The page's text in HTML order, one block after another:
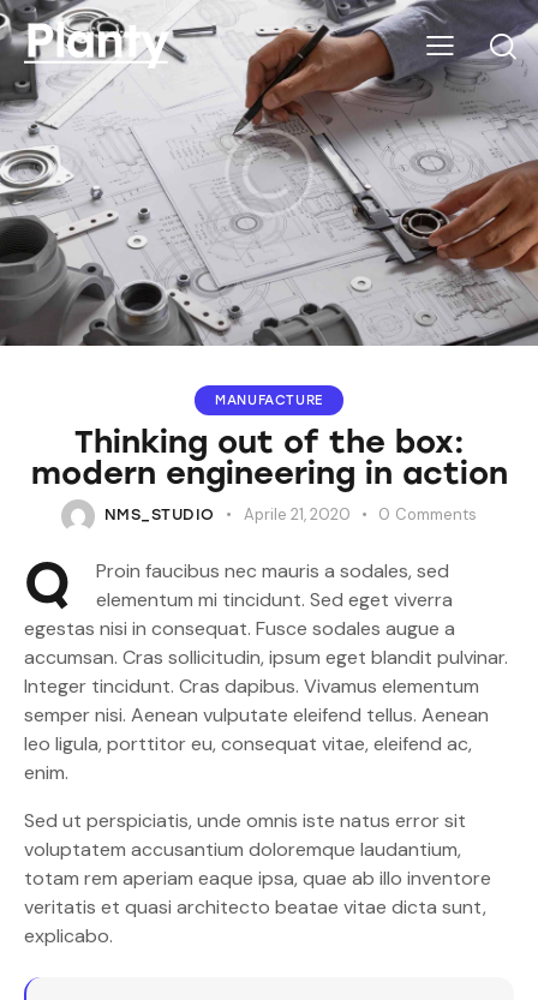
MANUFACTURE
Thinking out of the box:
modern engineering in action
NMS_STUDIO Aprile 21, 2020 0 Comments
Q
Proin faucibus nec mauris a sodales, sed
elementum mi tincidunt. Sed eget viverra
egestas nisi in consequat. Fusce sodales augue a
accumsan. Cras sollicitudin, ipsum eget blandit pulvinar.
Integer tincidunt. Cras dapibus. Vivamus elementum
semper nisi. Aenean vulputate eleifend tellus. Aenean
leo ligula, porttitor eu, consequat vitae, eleifend ac,
enim.
Sed ut perspiciatis, unde omnis iste natus error sit
voluptatem accusantium doloremque laudantium,
totam rem aperiam eaque ipsa, quae ab illo inventore
veritatis et quasi architecto beatae vitae dicta sunt,
explicabo.